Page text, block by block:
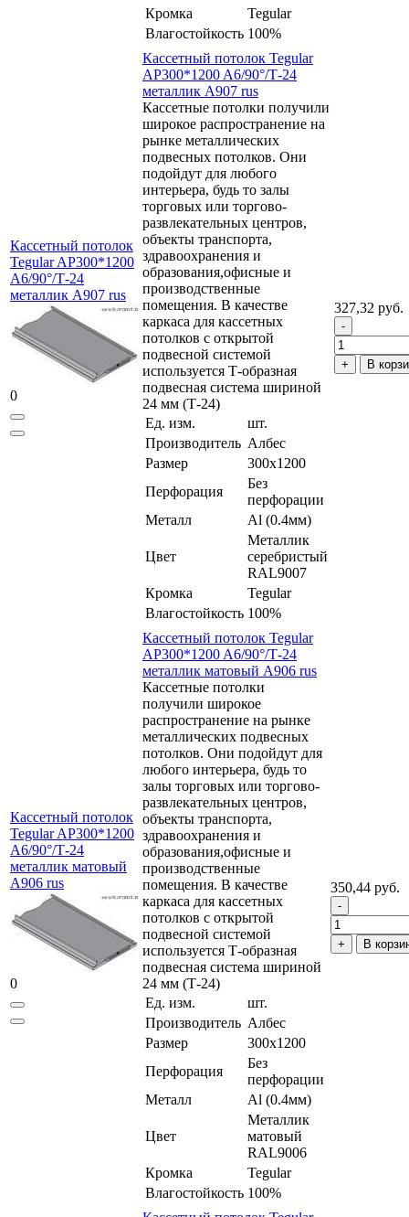
Кромка
Tegular
Влагостойкость 100%
Кассетный потолок
Tegular AP300*1200
A6/90°/Т-24
металлик А907 rus
0
Кассетный потолок Tegular
AP300*1200 A6/90°/Т-24
металлик А907 rus
Кассетные потолки получили
широкое распространение на
рынке металлических
подвесных потолков. Они
подойдут для любого
интерьера, будь то залы
торговых или торгово-
развлекательных центров,
объекты транспорта,
здравоохранения и
образования,офисные и
производственные
помещения. В качестве
каркаса для кассетных
потолков с открытой
подвесной системой
используется Т-образная
подвесная система шириной
24 мм (Т-24)
Ед. изм.
шт.
Производитель Албес
Размер
300x1200
Перфорация
Без
перфорации
Металл
Al (0.4мм)
Цвет
Металлик
серебристый
RAL9007
Кромка
Tegular
Влагостойкость 100%
327,32 руб.
В
Кассетный потолок
Tegular AP300*1200
A6/90°/Т-24
металлик матовый
А906 rus
0
Кассетный потолок Tegular
AP300*1200 A6/90°/Т-24
металлик матовый А906 rus
Кассетные потолки
получили широкое
распространение на рынке
металлических подвесных
потолков. Они подойдут для
любого интерьера, будь то
залы торговых или торгово-
развлекательных центров,
объекты транспорта,
здравоохранения и
образования,офисные и
производственные
помещения. В качестве
каркаса для кассетных
потолков с открытой
подвесной системой
используется Т-образная
подвесная система шириной
24 мм (Т-24)
Ед. изм.
шт.
Производитель Албес
Размер
300x1200
Перфорация
Без
перфорации
Металл
Al (0.4мм)
Цвет
Металлик
матовый
RAL9006
Кромка
Tegular
Влагостойкость 100%
350,44 руб.
В